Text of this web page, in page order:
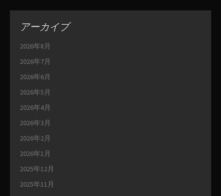
アーカイブ
2026年8月
2026年7月
2026年6月
2026年5月
2026年4月
2026年3月
2026年2月
2026年1月
2025年12月
2025年11月